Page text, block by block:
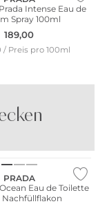
Intense Eau de
Spray 100ml
189,00
/ Preis pro 100ml
BOIS
PRADA
Eau de Toilette
Nachfüllflakon